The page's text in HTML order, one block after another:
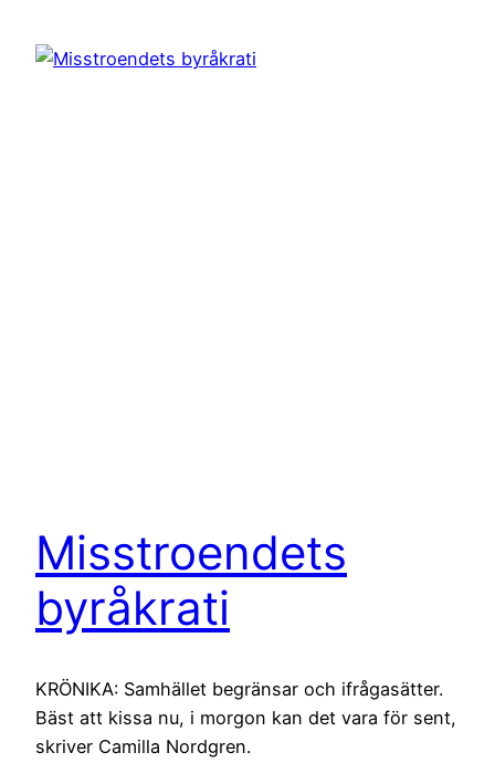
Misstroendets
byråkrati
KRÖNIKA: Samhället begränsar och ifrågasätter.
Bäst att kissa nu, i morgon kan det vara för sent,
skriver Camilla Nordgren.